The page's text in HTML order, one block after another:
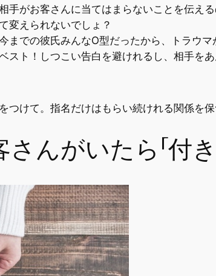
がお客さんに当てはまらないことを伝える
変えられないでしょ？
での彼氏みんなO型だったから、トラウマ
スト！ しつこい告白を避けれるし、相手を
けて。指名だけはもらい続けれる関係を保
んがいたら「付き